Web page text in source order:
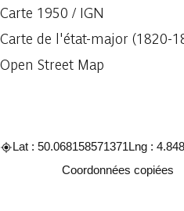
Carte 1950 / IGN
Carte de l'état-major (1820-
Open Street Map
Lat : 50.068158571371Lng :
Coordonnées copiées